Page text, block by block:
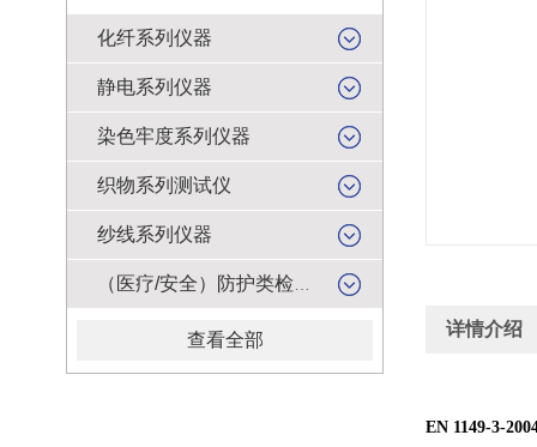
详情介绍
EN 1149-3-
化纤系列仪器
静电系列仪器
染色牢度系列仪器
织物系列测试仪
纱线系列仪器
查看全部